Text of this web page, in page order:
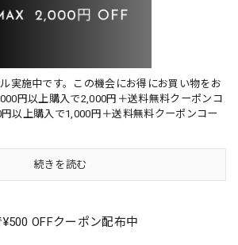
実施中です。この機会にお得にお買い物をお
円以上購入で2,000円＋送料無料クーポンコ
以上購入で1,000円＋送料無料クーポンコー
続きを読む
OFFクーポン配布中